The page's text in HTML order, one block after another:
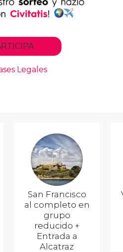
San Francisco
al completo en
grupo
reducido +
Entrada a
Alcatraz